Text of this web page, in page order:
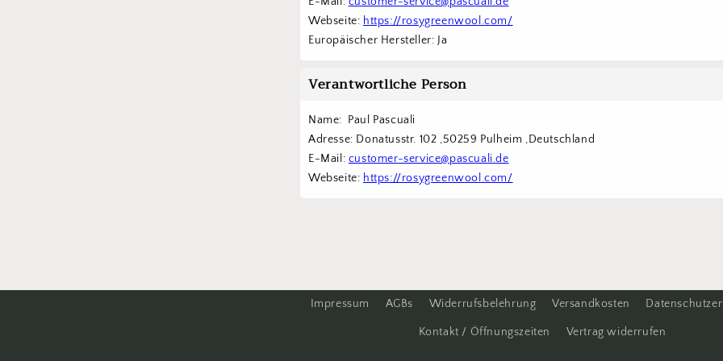
Webseite: https://rosygreenwool.com/
Europäischer Hersteller: Ja
Verantwortliche Person
Name:  Paul Pascuali
Adresse: Donatusstr. 102 ,50259 Pulheim ,Deutschland
E-Mail: customer-service@pascuali.de
Webseite: https://rosygreenwool.com/
Impressum AGBs Widerrufsbelehrung Versandkosten
Kontakt / Öffnungszeiten Vertrag widerrufen